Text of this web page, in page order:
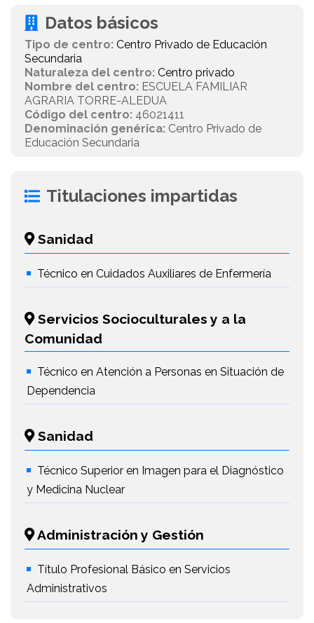
Datos básicos
Tipo de centro: Centro Privado de Educación
Secundaria
Naturaleza del centro: Centro privado
Nombre del centro: ESCUELA FAMILIAR
AGRARIA TORRE-ALEDUA
Código del centro: 46021411
Denominación genérica: Centro Privado de
Educación Secundaria
Titulaciones impartidas
Sanidad
Técnico en Cuidados Auxiliares de Enfermería
Servicios Socioculturales y a la
Comunidad
Técnico en Atención a Personas en Situación de
Dependencia
Sanidad
Técnico Superior en Imagen para el Diagnóstico
y Medicina Nuclear
Administración y Gestión
Título Profesional Básico en Servicios
Administrativos